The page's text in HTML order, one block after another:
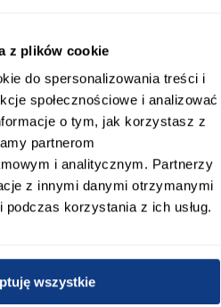
z plików cookie
do spersonalizowania treści i
społecznościowe i analizować
o tym, jak korzystasz z
partnerom
i analitycznym. Partnerzy
z innymi danymi otrzymanymi
korzystania z ich usług.
wszystkie